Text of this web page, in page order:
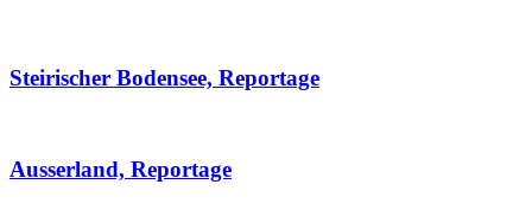
Steirischer Bodensee, Reportage
Ausserland, Reportage